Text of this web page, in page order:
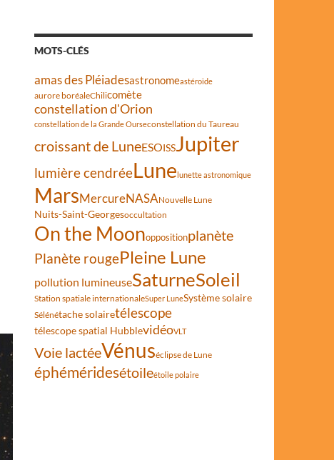
MOTS-CLÉS
amas des Pléiadesastronomeastéroïde
aurore boréaleChilicomète
constellation d'Orion
constellation de la Grande Ourseconstellation du Taureau
croissant de LuneESOISSJupiter
lumière cendréeLunelunette astronomique
MarsMercureNASANouvelle Lune
Nuits-Saint-Georgesoccultation
On the Moonoppositionplanète
Planète rougePleine Lune
pollution lumineuseSaturneSoleil
Station spatiale internationaleSuper LuneSystème solaire
Sélénétache solairetélescope
télescope spatial HubblevidéoVLT
Voie lactéeVénuséclipse de Lune
éphéméridesétoileétoile polaire